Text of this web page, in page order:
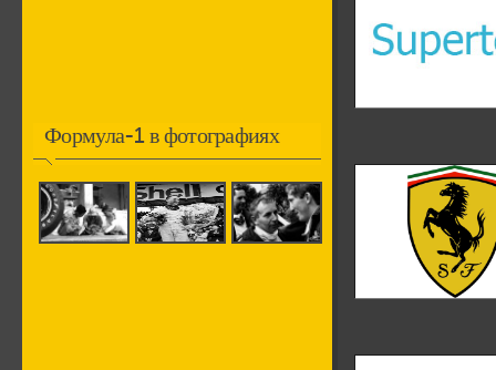
Формула-1 в фотографиях